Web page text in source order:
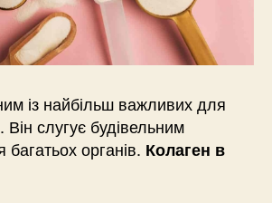
із найбільш важливих для
Він слугує будівельним
органів. Колаген в